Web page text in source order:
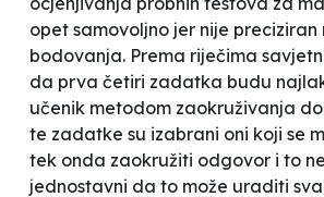
opet samovoljno jer nije preciziran
bodovanja. Prema riječima
da prva četiri zadatka budu
učenik metodom zaokruživanja
te zadatke su izabrani oni koji se
tek onda zaokružiti odgovor i to
jednostavni da to može uraditi